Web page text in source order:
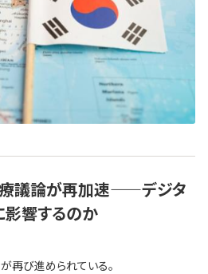
療議論が再加速——デジタ
響するのか
再び進められている。